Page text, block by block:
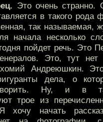
Это очень странно.
в такого
так называемая,
начала несколько
пойдет речь. Это
Это, тут
Андреюшкин.
дела, о
Ну, и в
трое из
хочу начать